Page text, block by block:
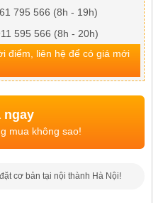
795 566 (8h - 19h)
595 566 (8h - 20h)
điểm, liên hệ để có giá mới
ngay
mua không sao!
cơ bản tại nội thành Hà Nội!